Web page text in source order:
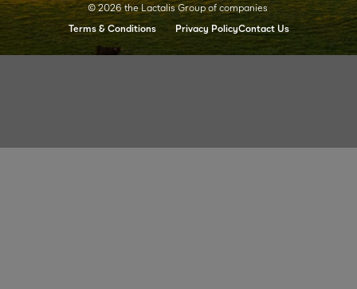
© 2026 the Lactalis Group of companies
Terms & Conditions
Privacy PolicyContact Us